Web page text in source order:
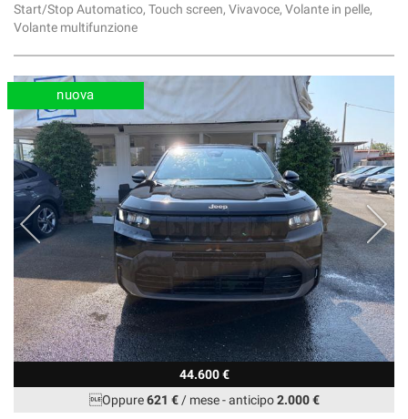
Start/Stop Automatico, Touch screen, Vivavoce, Volante in pelle,
Volante multifunzione
44.600 €
Oppure621 €/ mese-anticipo2.000 €
nuova